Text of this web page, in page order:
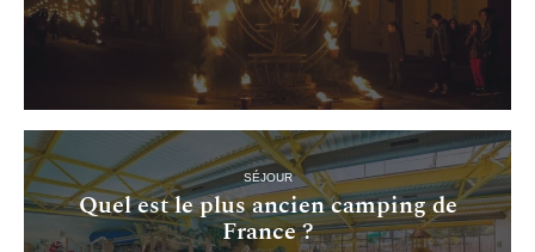
SÉJOUR
Quel est le plus ancien camping de
France ?